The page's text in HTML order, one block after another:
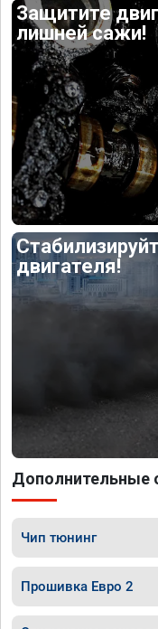
Защитите
лишней сажи!
двигателя!
Дополнительные
Чип тюнинг
Прошивка Евро 2